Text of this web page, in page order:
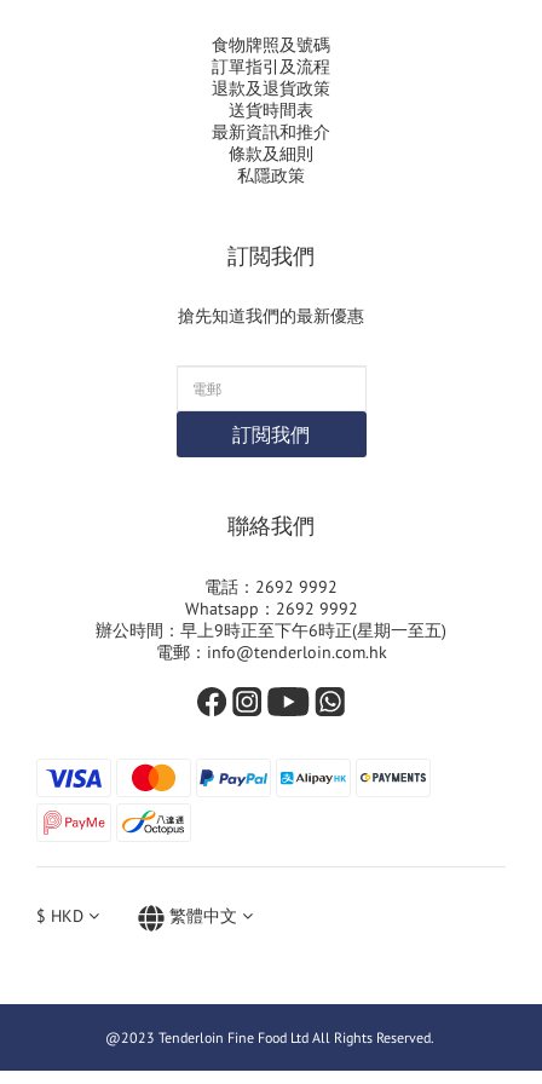
食物牌照及號碼
訂單指引及流程
退款及退貨政策
送貨時間表
最新資訊和推介
條款及細則
私隱政策
訂閲我們
搶先知道我們的最新優惠
訂閲我們
聯絡我們
電話：2692 9992
Whatsapp：2692 9992
辦公時間：早上9時正至下午6時正(星期一至五)
電郵：info@tenderloin.com.hk
$ HKD 繁體中文
@2023 Tenderloin Fine Food Ltd All Rights Reserved.